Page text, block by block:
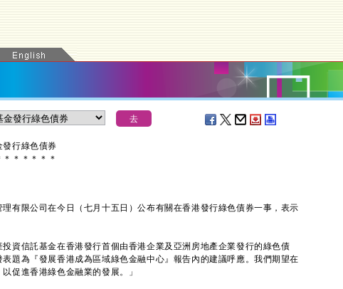
發行綠色債券
＊ ＊ ＊ ＊ ＊ ＊
限公司在今日（七月十五日）公布有關在香港發行綠色債券一事，表示
信託基金在香港發行首個由香港企業及亞洲房地產企業發行的綠色債
題為『發展香港成為區域綠色金融中心』報告內的建議呼應。我們期望在
促進香港綠色金融業的發展。」